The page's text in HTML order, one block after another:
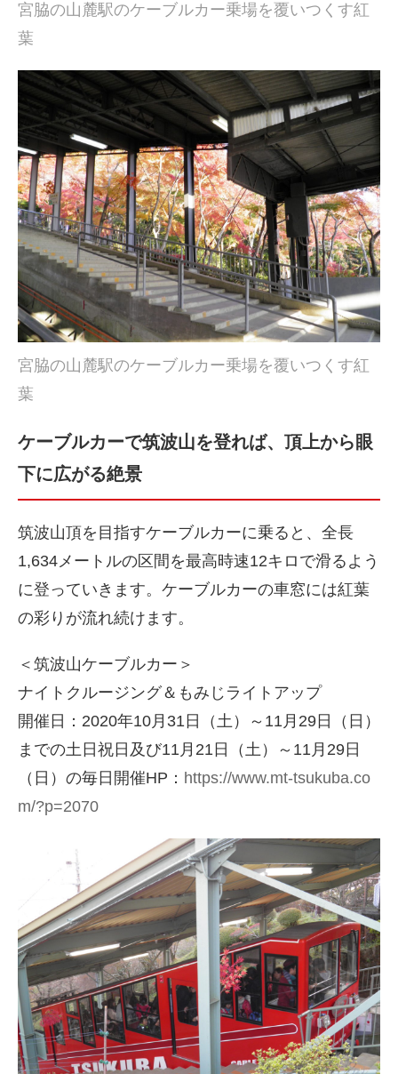
宮脇の山麓駅のケーブルカー乗場を覆いつくす紅
葉
宮脇の山麓駅のケーブルカー乗場を覆いつくす紅
葉
ケーブルカーで筑波山を登れば、頂上から眼
下に広がる絶景
筑波山頂を目指すケーブルカーに乗ると、全長
1,634メートルの区間を最高時速12キロで滑るよう
に登っていきます。ケーブルカーの車窓には紅葉
の彩りが流れ続けます。
＜筑波山ケーブルカー＞
ナイトクルージング＆もみじライトアップ
開催日：2020年10月31日（土）～11月29日（日）
までの土日祝日及び11月21日（土）～11月29日
（日）の毎日開催HP： https://www.mt-tsukuba.co
m/?p=2070